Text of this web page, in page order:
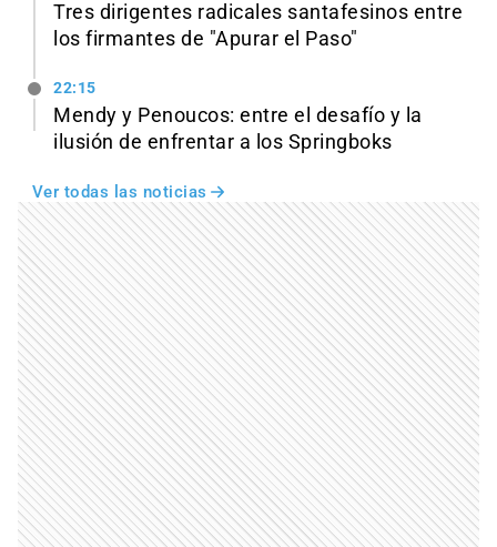
Tres dirigentes radicales santafesinos entre
los firmantes de "Apurar el Paso"
22:15
Mendy y Penoucos: entre el desafío y la
ilusión de enfrentar a los Springboks
Ver todas las noticias